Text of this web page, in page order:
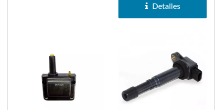
bobina de encendido...
Detalles